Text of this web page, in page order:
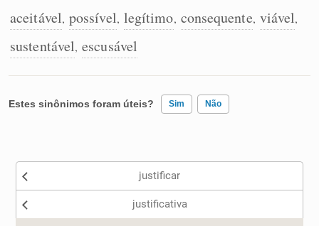
Conexões
Dicionário
aceitável, possível, legítimo, consequente, viável,
sustentável, escusável
Estes sinônimos foram úteis? Sim Não
Nenhum dos sinônimos apresentados me ajudou
justificar
justificativa